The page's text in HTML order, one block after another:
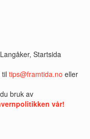
Startsida
tips@framtida.no eller
bruk av
vår!